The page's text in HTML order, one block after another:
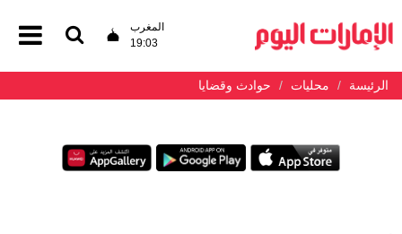
المغرب
19:03
الرئيسة محليات حوادث وقضايا